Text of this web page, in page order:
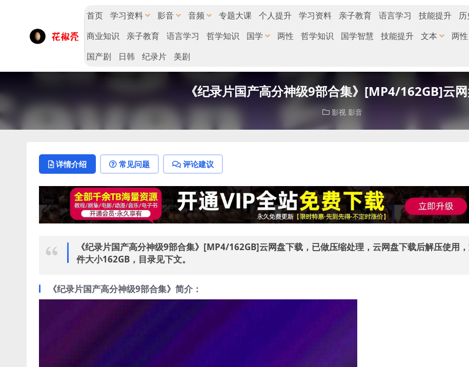
首页 学习资料 影音 音频 专题大课 个人提升 学习资料 亲子教育 语言学习 技能提升
商业知识
亲子教育 语言学习 哲学知识 国学 两性 哲学知识 国学智慧 技能提升 文本 两性
国产剧
日韩 纪录片 美剧
《纪录片国产高分神级9部合集》[MP4/162GB]云
影视 影音
详情介绍 常见问题 评论建议
《纪录片国产高分神级9部合集》[MP4/162GB]云网盘下载，已做压缩处理，云网盘下载后解压使用
件大小162GB，目录见下文。
《纪录片国产高分神级9部合集》简介：